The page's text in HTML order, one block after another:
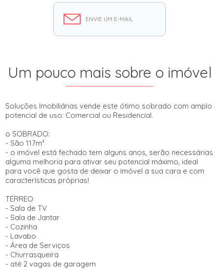
ENVIE UM E-MAIL
Um pouco mais sobre o imóvel
Soluções Imobiliárias vende este ótimo sobrado com amplo
potencial de uso: Comercial ou Residencial.
o SOBRADO:
- São 117m²
- o imóvel está fechado tem alguns anos, serão necessárias
alguma melhoria para ativar seu potencial máximo, ideal
para você que gosta de deixar o imóvel a sua cara e com
características próprias!
TÉRREO
- Sala de TV
- Sala de Jantar
- Cozinha
- Lavabo
- Área de Serviços
- Churrasqueira
- até 2 vagas de garagem